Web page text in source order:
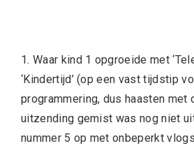
1. Waar kind 1 opgroeide met
‘Kindertijd’ (op een vast tijdstip
programmering, dus haasten met
uitzending gemist was nog niet
nummer 5 op met onbeperkt